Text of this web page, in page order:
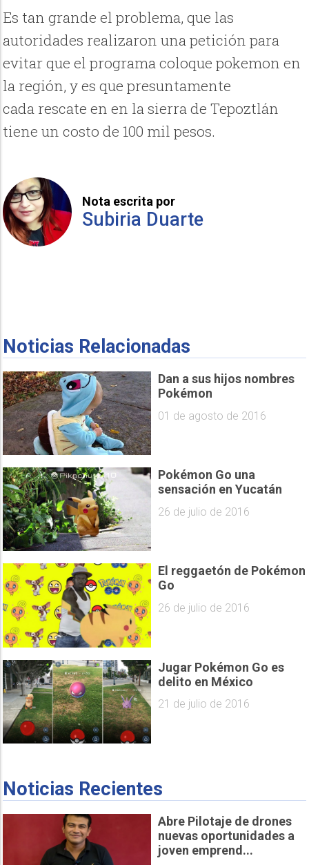
Es tan grande el problema, que las
autoridades realizaron una petición para
evitar que el programa coloque pokemon en
la región, y es que presuntamente
cada rescate en en la sierra de Tepoztlán
tiene un costo de 100 mil pesos.
Nota escrita por
Subiria Duarte
Noticias Relacionadas
Dan a sus hijos nombres
Pokémon
01 de agosto de 2016
Pokémon Go una
sensación en Yucatán
26 de julio de 2016
El reggaetón de Pokémon
Go
26 de julio de 2016
Jugar Pokémon Go es
delito en México
21 de julio de 2016
Noticias Recientes
Abre Pilotaje de drones
nuevas oportunidades a
joven emprend...